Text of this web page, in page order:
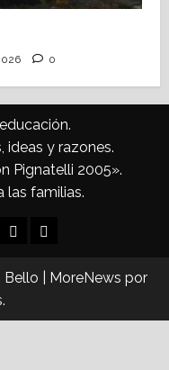
0
ideas y razones.
Pignatelli 2005».
las familias.
.Premio
Pignatelli
.El
revista
Bello MoreNews por